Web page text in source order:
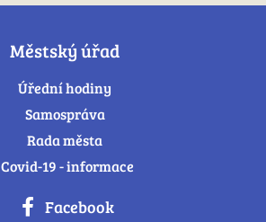
Městský úřad
Úřední hodiny
Samospráva
Rada města
Covid-19 - informace
Facebook